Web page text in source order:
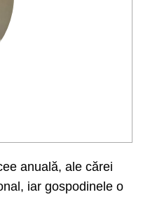
anuală, ale cărei
iar gospodinele o